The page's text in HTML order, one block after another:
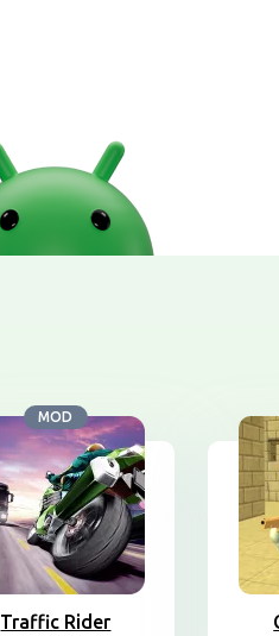
MOD
Traffic Rider